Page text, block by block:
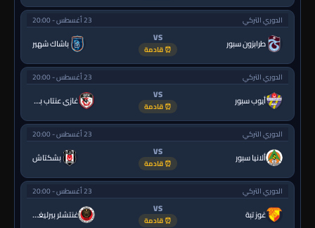
الدوري التركي 23 أغسطس - 20:00
طرابزون سبور VS
⏰ قادمة باشاك شهير
الدوري التركي 23 أغسطس - 20:00
أيوب سبور VS
⏰ قادمة غازي عنتاب بي.بي.كي.
الدوري التركي 23 أغسطس - 20:00
ألانيا سبور VS
⏰ قادمة بشكتاش
الدوري التركي 23 أغسطس - 20:00
غوز تبة VS
⏰ قادمة غنتشلر بيرليغي